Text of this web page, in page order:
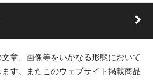
章、画像等をいかなる形態において
す。またこのウェブサイト掲載商品